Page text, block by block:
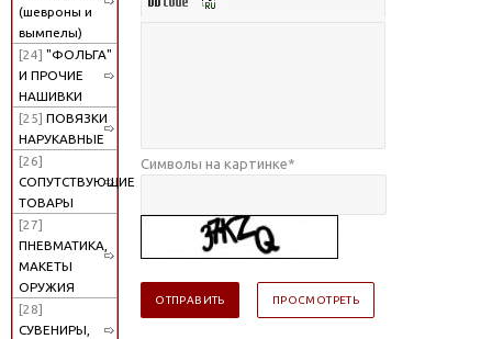
(шевроны и
вымпелы)
[24] "ФОЛЬГА"
И ПРОЧИЕ
НАШИВКИ
[25] ПОВЯЗКИ
НАРУКАВНЫЕ
[26]
СОПУТСТВУЮЩИЕ
ТОВАРЫ
[27]
ПНЕВМАТИКА,
МАКЕТЫ
ОРУЖИЯ
[28]
СУВЕНИРЫ,
Символы на картинке*